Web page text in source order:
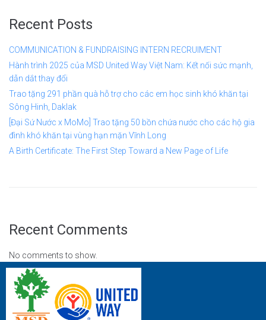
Recent Posts
COMMUNICATION & FUNDRAISING INTERN RECRUIMENT
Hành trình 2025 của MSD United Way Việt Nam: Kết nối sức mạnh,
dẫn dắt thay đổi
Trao tặng 291 phần quà hỗ trợ cho các em học sinh khó khăn tại
Sông Hinh, Daklak
[Đại Sứ Nước x MoMo] Trao tặng 50 bồn chứa nước cho các hộ gia
đình khó khăn tại vùng hạn mặn Vĩnh Long
A Birth Certificate: The First Step Toward a New Page of Life
Recent Comments
No comments to show.